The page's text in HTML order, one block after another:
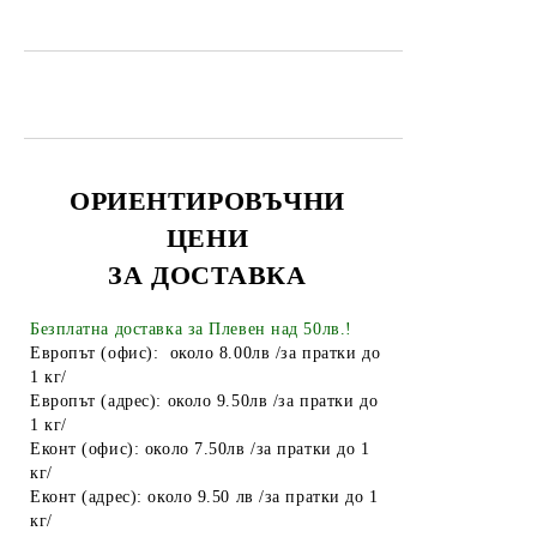
Чували за смет
Найлонови торбички и пликове
Пликове за лед
Боя за яйца
Други
ТАБАКЕРИ
Запалки
ОРИЕНТИРОВЪЧНИ
ЦЕНИ
ЗА ДОСТАВКА
Безплатна доставка за Плевен над 50лв.!
Европът (офис): около 8.00лв /за пратки до
1 кг/
Европът (адрес): около 9.50лв /за пратки до
1 кг/
Еконт (офис): около 7.50лв /за пратки до 1
кг/
Еконт (адрес): около 9.50 лв /за пратки до 1
кг/